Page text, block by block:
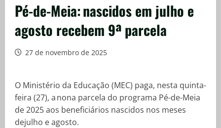
Pé-de-Meia: nascidos em julho e
agosto recebem 9ª parcela
27 de novembro de 2025
O Ministério da Educação (MEC) paga, nesta quinta-
feira (27), a nona parcela do programa Pé-de-Meia
de 2025 aos beneficiários nascidos nos meses
dejulho e agosto.